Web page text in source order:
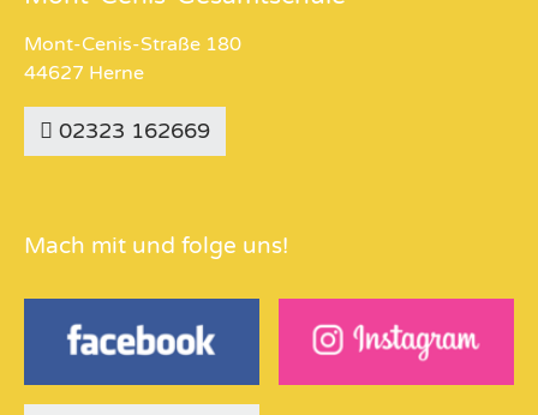
Mont-Cenis-Straße 180
44627 Herne
02323 162669
Mach mit und folge uns!